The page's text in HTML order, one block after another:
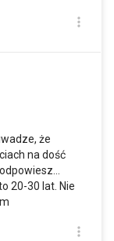
że
na dość
20-30 lat. Nie